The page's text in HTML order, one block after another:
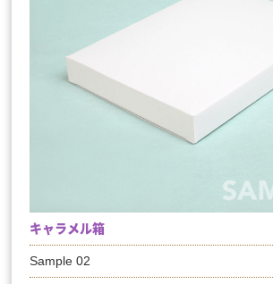
キャラメル箱
Sample 02